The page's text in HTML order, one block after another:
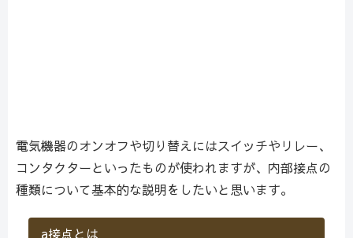
電気機器のオンオフや切り替えにはスイッチやリレー、
コンタクターといったものが使われますが、内部接点の
種類について基本的な説明をしたいと思います。
a接点とは